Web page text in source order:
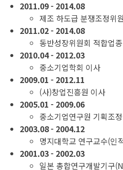
2011.09 - 2014.08
제조 하도급 분쟁조정위
2011.02 - 2014.08
동반성장위원회 적합업
2010.04 - 2012.03
중소기업학회 이사
2009.01 - 2012.11
(사)창업진흥원 이사
2005.01 - 2009.06
중소기업연구원 기획조
2003.08 - 2004.12
명지대학교 연구교수(인
2001.03 - 2002.03
일본 총합연구개발기구